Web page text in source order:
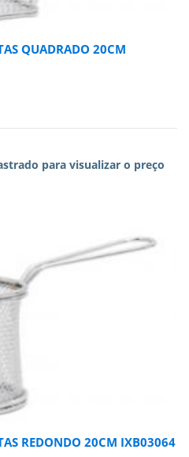
QUADRADO 20CM
para visualizar o preço
REDONDO 20CM IXB03064